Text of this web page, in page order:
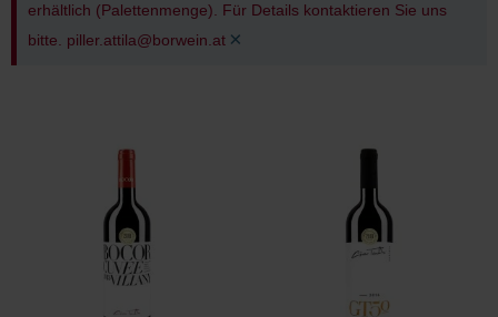
erhältlich (Palettenmenge). Für Details kontaktieren Sie uns
bitte. piller.attila@borwein.at ×